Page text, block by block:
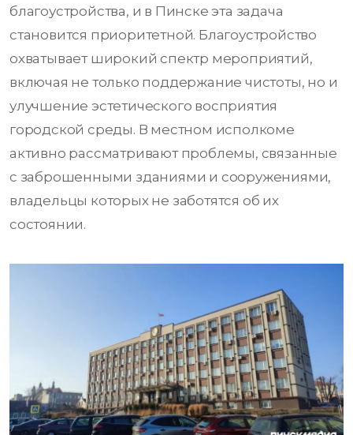
благоустройства, и в Пинске эта задача
становится приоритетной. Благоустройство
охватывает широкий спектр мероприятий,
включая не только поддержание чистоты, но и
улучшение эстетического восприятия
городской среды. В местном исполкоме
активно рассматривают проблемы, связанные
с заброшенными зданиями и сооружениями,
владельцы которых не заботятся об их
состоянии.